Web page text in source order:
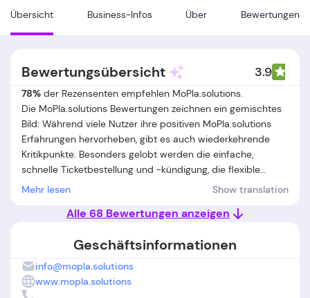
Übersicht Business-Infos Über Bewertungen
Bewertungsübersicht 3.9
78% der Rezensenten empfehlen MoPla.solutions.
Die MoPla.solutions Bewertungen zeichnen ein gemischtes
Bild: Während viele Nutzer ihre positiven MoPla.solutions
Erfahrungen hervorheben, gibt es auch wiederkehrende
Kritikpunkte. Besonders gelobt werden die einfache,
schnelle Ticketbestellung und -kündigung, die flexible
Pausenfunktion sowie die unkomplizierte Bedienung der
strukturierten Ablauf und die Möglichkeit, das
Auf der anderen Seite berichten zahlreiche Nutzer von
Problemen mit ungültigen oder nicht angezeigten Tickets
trotz Bezahlung, Schwierigkeiten beim Kündigen von Abos
sowie teils ausbleibender oder wenig hilfsbereiter
Mehr lesen Show translation
Alle 68 Bewertungen anzeigen
Geschäftsinformationen
info@mopla.solutions
www.mopla.solutions